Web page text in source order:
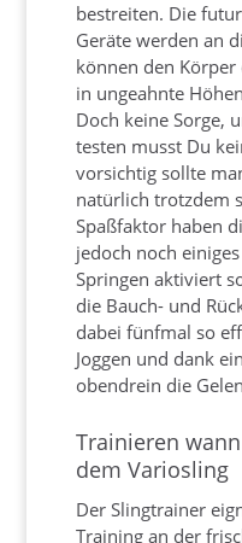
bestreiten. Die
Geräte werden an
können den
in ungeahnte
Doch keine Sorge,
testen musst Du
vorsichtig sollte
natürlich trotzdem
Spaßfaktor haben
jedoch noch
Springen aktiviert
die Bauch- und
dabei fünfmal so
Joggen und dank
obendrein die
Trainieren
dem Variosling
Der Slingtrainer
Training an der